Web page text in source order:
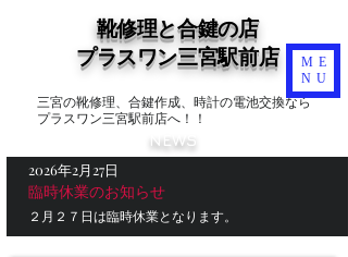
三宮の靴修理、合鍵作成、時計の電池交換なら
プラスワン三宮駅前店へ！！
NEWS
2026年2月27日
臨時休業のお知らせ
２月２７日は臨時休業となります。
靴修理と合鍵の店
​プラスワン三宮駅前店
ME
NU